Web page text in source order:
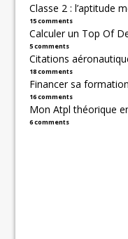
Classe 2 : l’aptitude
15 comments
Calculer un Top Of
5 comments
Citations
18 comments
Financer sa
16 comments
Mon Atpl théorique
6 comments